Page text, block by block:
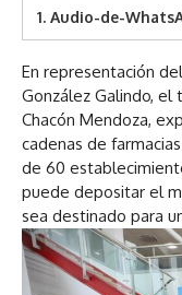
d
u
c
t
o
r
d
e
a
1. Audio-de-WhatsApp-
En representación
González Galindo, el
Chacón Mendoza,
cadenas de
de 60
puede depositar el
sea destinado para